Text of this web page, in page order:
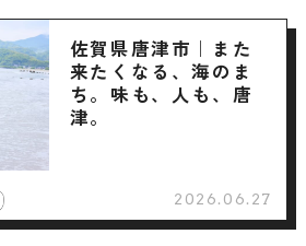
佐賀県唐津市｜また
来たくなる、海のま
ち。味も、人も、唐
津。
2026.06.27